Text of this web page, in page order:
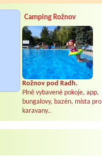
Camping Rožnov
Rožnov pod Radh.
Plně vybavené pokoje, app,
bungalovy, bazén, místa pro
karavany..